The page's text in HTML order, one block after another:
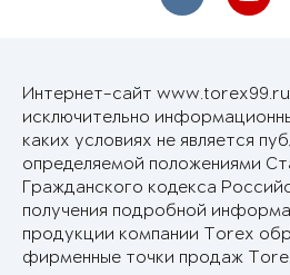
Интернет-сайт
исключительно
каких условиях не является
определяемой положениями
Гражданского кодекса
получения подробной
продукции компании Torex
фирменные точки продаж